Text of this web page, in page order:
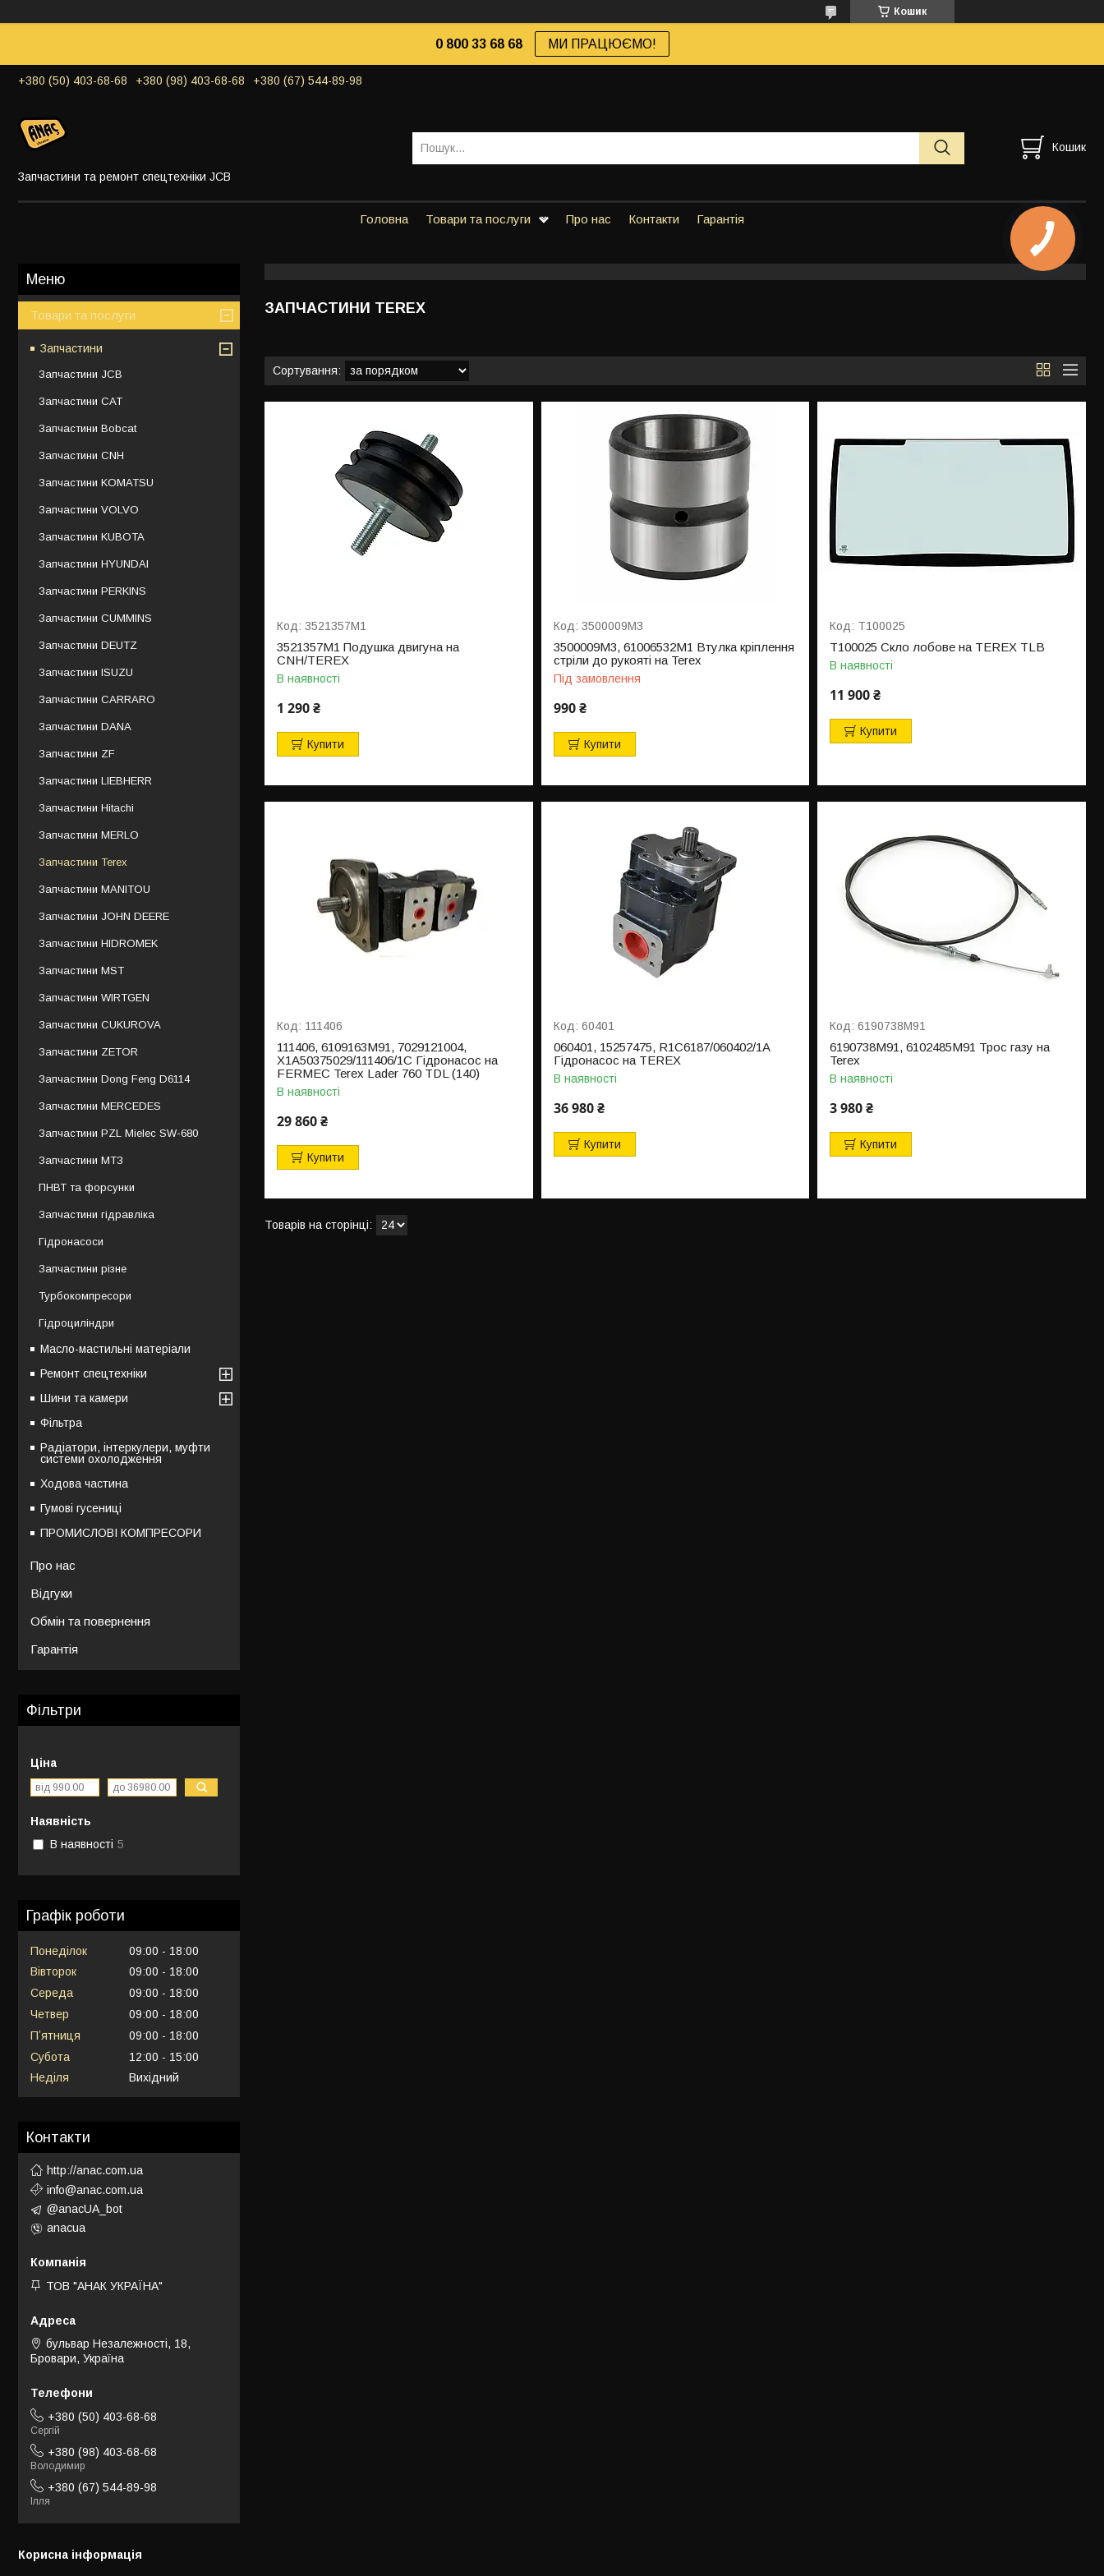
Кошик
0 800 33 68 68 МИ ПРАЦЮЄМО!
+380 (50) 403-68-68 +380 (98) 403-68-68 +380 (67) 544-89-98
Запчастини та ремонт спецтехніки JCB
Кошик
Головна Товари та послуги Про нас Контакти Гарантія
ЗАПЧАСТИНИ TEREX
3521357M1
3521357M1 Подушка двигуна на
CNH/TEREX
В наявності
1 290 ₴
Купити
3500009M3
3500009M3, 61006532M1 Втулка кріплення
стріли до рукояті на Terex
Під замовлення
990 ₴
Купити
T100025
T100025 Скло лобове на TEREX TLB
В наявності
11 900 ₴
Купити
111406
111406, 6109163M91, 7029121004,
X1A50375029/111406/1C Гідронасос на
FERMEC Terex Lader 760 TDL (140)
В наявності
29 860 ₴
Купити
60401
060401, 15257475, R1C6187/060402/1A
Гідронасос на TEREX
В наявності
36 980 ₴
Купити
6190738M91
6190738M91, 6102485M91 Трос газу на
Terex
В наявності
3 980 ₴
Купити
Товари та послуги
Запчастини
Запчастини JCB
Запчастини САТ
Запчастини Bobcat
Запчастини CNH
Запчастини KOMATSU
Запчастини VOLVO
Запчастини KUBOTA
Запчастини HYUNDAI
Запчастини PERKINS
Запчастини CUMMINS
Запчастини DEUTZ
Запчастини ISUZU
Запчастини CARRARO
Запчастини DANA
Запчастини ZF
Запчастини LIEBHERR
Запчастини Hitachi
Запчастини MERLO
Запчастини Terex
Запчастини MANITOU
Запчастини JOHN DEERE
Запчастини HIDROMEK
Запчастини MST
Запчастини WIRTGEN
Запчастини CUKUROVA
Запчастини ZETOR
Запчастини Dong Feng D6114
Запчастини MERCEDES
Запчастини PZL Mielec SW-680
Запчастини МТЗ
ПНВТ та форсунки
Запчастини гідравліка
Гідронасоси
Запчастини різне
Турбокомпресори
Гідроциліндри
Масло-мастильні матеріали
Ремонт спецтехніки
Шини та камери
Фільтра
Радіатори, інтеркулери, муфти
системи охолодження
Ходова частина
Гумові гусениці
ПРОМИСЛОВІ КОМПРЕСОРИ
Про нас
Відгуки
Обмін та повернення
Гарантія
Фільтри
Ціна
Наявність
В наявності 5
Графік роботи
Понеділок 09:00
18:00
Вівторок
09:00
18:00
Середа
09:00
18:00
Четвер
09:00
18:00
Пʼятниця
09:00
18:00
Субота
12:00
15:00
Неділя
Вихідний
Контакти
http://anac.com.ua
info@anac.com.ua
@anacUA_bot
anacua
ТОВ "АНАК УКРАЇНА"
бульвар Незалежності, 18,
Бровари, Україна
+380 (50) 403-68-68
Сергій
+380 (98) 403-68-68
Володимир
+380 (67) 544-89-98
Ілля
Корисна інформація